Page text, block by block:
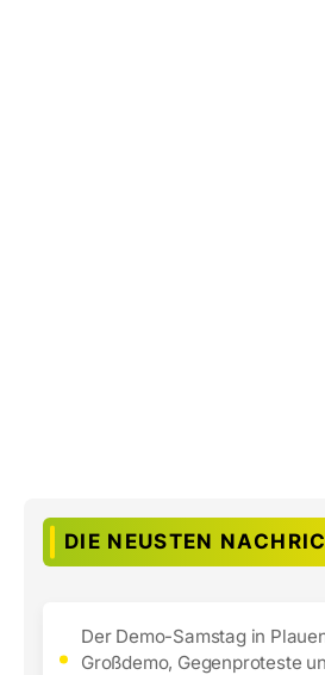
DIE NEUSTEN
Der Demo-Samstag in
Großdemo, Gegenproteste